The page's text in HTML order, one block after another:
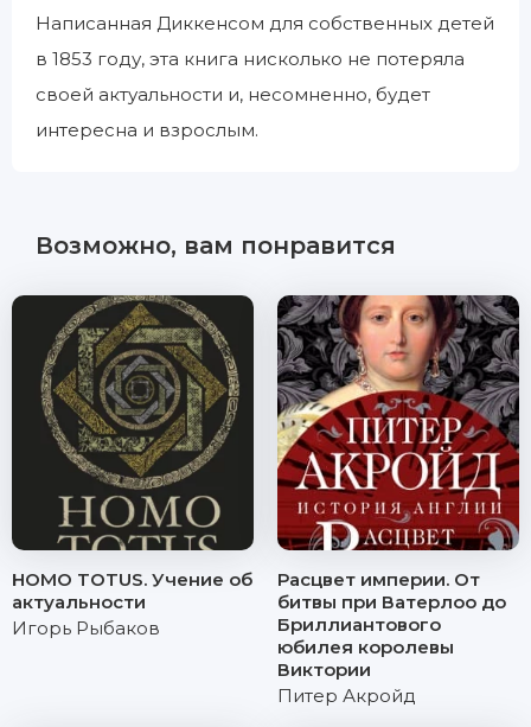
Написанная Диккенсом для собственных детей
в 1853 году, эта книга нисколько не потеряла
своей актуальности и, несомненно, будет
интересна и взрослым.
Возможно, вам понравится
HOMO TOTUS. Учение об
актуальности
Игорь Рыбаков
Расцвет империи. От
битвы при Ватерлоо до
Бриллиантового
юбилея королевы
Виктории
Питер Акройд